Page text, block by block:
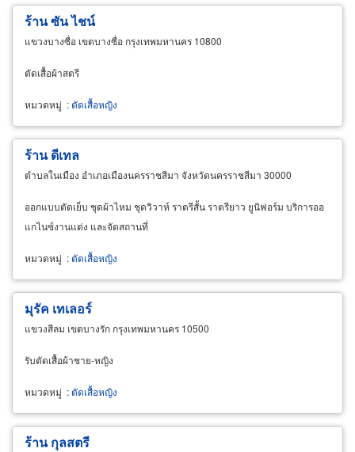
ร้าน ซัน ไชน์
แขวงบางซื่อ เขตบางซื่อ กรุงเทพมหานคร 10800
ตัดเสื้อผ้าสตรี
หมวดหมู่ :ตัดเสื้อหญิง
ร้าน ดีเทล
ตำบลในเมือง อำเภอเมืองนครราชสีมา จังหวัดนครราชสีมา 30000
ออกแบบตัดเย็บ ชุดผ้าไหม ชุดวิวาห์ ราตรีสั้น ราตรียาว ยูนิฟอร์ม บริการออ
แกไนซ์งานแต่ง และจัดสถานที่
หมวดหมู่ :ตัดเสื้อหญิง
มุรัค เทเลอร์
แขวงสีลม เขตบางรัก กรุงเทพมหานคร 10500
รับตัดเสื้อผ้าชาย-หญิง
หมวดหมู่ :ตัดเสื้อหญิง
ร้าน กุลสตรี